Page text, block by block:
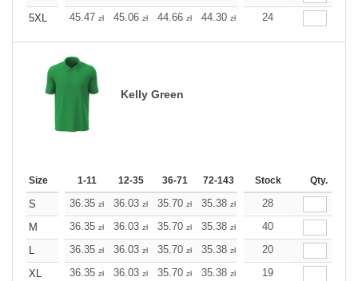
5XL
45.47 zł 45.06 zł 44.66 zł 44.30 zł 43.89
24
Kelly Green
Size 1-11 12-35 36-71 72-143 144-287 288 +
Stock Qty.
S 36.35 zł 36.03 zł 35.70 zł 35.38 zł 35.10
28
M
36.35 zł 36.03 zł 35.70 zł 35.38 zł 35.10
40
L
36.35 zł 36.03 zł 35.70 zł 35.38 zł 35.10
20
XL
36.35 zł 36.03 zł 35.70 zł 35.38 zł 35.10
19